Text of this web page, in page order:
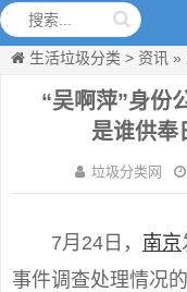
生活垃圾分类 > 资讯 »
“吴啊萍”身份
是谁供奉
垃圾分类网
7月24日， 南京
事件调查处理情况